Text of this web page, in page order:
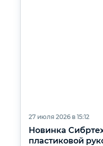
27 июля 2026 в 15:12
Новинка
пластиковой